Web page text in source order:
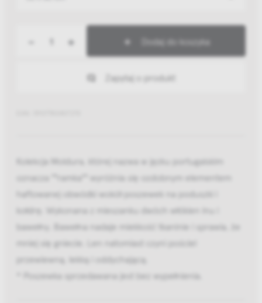
+ Dodaj do koszyka
Zapytaj o produkt
Kolekcja Moldura, której nazwa w jęzku portugalskim
oznacza ""ramka"" wyróżnia się ozdobnym elementem
haftowanej obwódki wokół poszewek na poduszki i
kołdrę. Wykonana z mieszanku dwóch włókien lnu i
bawełny. Bawełna nadaje miekkość tkaninie i sprawia, że
mniej się gniecie. Len natomiast czyni pościel
przewiewną, lekką i oddychającą.
* Poszewka sprzedawana jest bez wypełnienia.